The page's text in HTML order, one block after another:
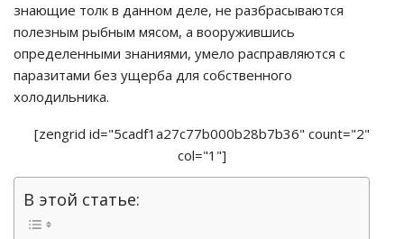
знающие толк в данном деле, не разбрасываются
полезным рыбным мясом, а вооружившись
определенными знаниями, умело расправляются с
паразитами без ущерба для собственного
холодильника.
[zengrid id="5cadf1a27c77b000b28b7b36" count="2"
col="1"]
В этой статье: